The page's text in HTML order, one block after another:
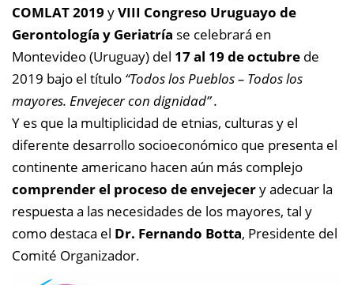
COMLAT 2019 yVIII Congreso Uruguayo de
Gerontología y Geriatría se celebrará en
Montevideo (Uruguay) del 17 al 19 de octubre de
2019 bajo el título “Todos los Pueblos – Todos los
mayores. Envejecer con dignidad” .
Y es que la multiplicidad de etnias, culturas y el
diferente desarrollo socioeconómico que presenta el
continente americano hacen aún más complejo
comprender el proceso de envejecery adecuar la
respuesta a las necesidades de los mayores, tal y
como destaca el Dr. Fernando Botta, Presidente del
Comité Organizador.